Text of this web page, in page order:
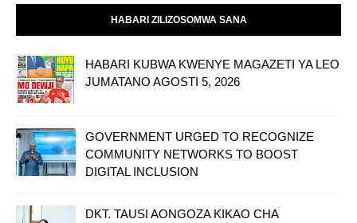
HABARI ZILIZOSOMWA SANA
HABARI KUBWA KWENYE MAGAZETI YA LEO
JUMATANO AGOSTI 5, 2026
GOVERNMENT URGED TO RECOGNIZE
COMMUNITY NETWORKS TO BOOST
DIGITAL INCLUSION
DKT. TAUSI AONGOZA KIKAO CHA